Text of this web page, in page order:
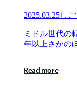
時
内
定
況」
査
（2025
年
卒）
3
2025.03.25しご
ミ
ド
代
ミ ドル世代の
年以上さかの
Read more